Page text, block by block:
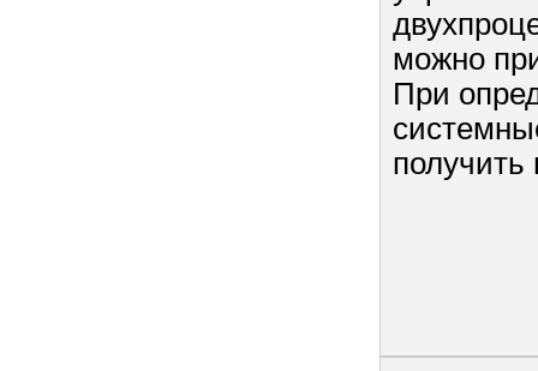
можно
При
получить